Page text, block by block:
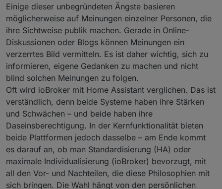
Einige dieser unbegründeten Ängste basieren
möglicherweise auf Meinungen einzelner Personen, die
ihre Sichtweise publik machen. Gerade in Online-
Diskussionen oder Blogs können Meinungen ein
verzerrtes Bild vermitteln. Es ist daher wichtig, sich zu
informieren, eigene Gedanken zu machen und nicht
blind solchen Meinungen zu folgen.
Oft wird ioBroker mit Home Assistant verglichen. Das ist
verständlich, denn beide Systeme haben ihre Stärken
und Schwächen – und beide haben ihre
Daseinsberechtigung. In der Kernfunktionalität bieten
beide Plattformen jedoch dasselbe – am Ende kommt
es darauf an, ob man Standardisierung (HA) oder
maximale Individualisierung (ioBroker) bevorzugt, mit
all den Vor- und Nachteilen, die diese Philosophien mit
sich bringen. Die Wahl hängt von den persönlichen